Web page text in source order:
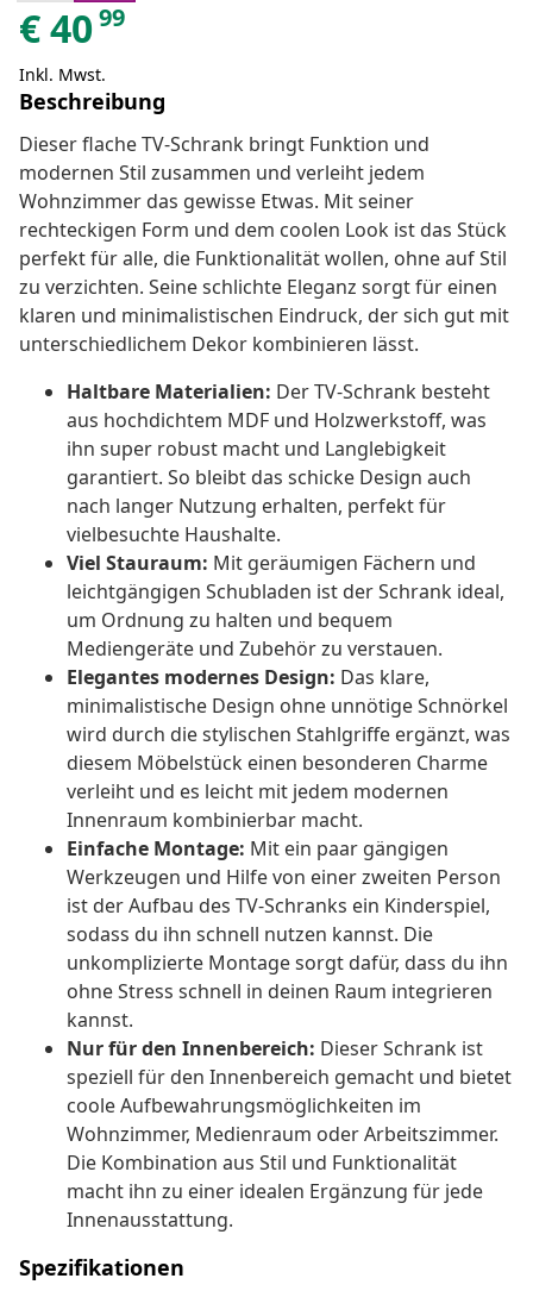
€4099
Inkl. Mwst.
Beschreibung
Dieser flache TV-Schrank bringt Funktion und
modernen Stil zusammen und verleiht jedem
Wohnzimmer das gewisse Etwas. Mit seiner
rechteckigen Form und dem coolen Look ist das Stück
perfekt für alle, die Funktionalität wollen, ohne auf Stil
zu verzichten. Seine schlichte Eleganz sorgt für einen
klaren und minimalistischen Eindruck, der sich gut mit
unterschiedlichem Dekor kombinieren lässt.
Haltbare Materialien: Der TV-Schrank besteht
aus hochdichtem MDF und Holzwerkstoff, was
ihn super robust macht und Langlebigkeit
garantiert. So bleibt das schicke Design auch
nach langer Nutzung erhalten, perfekt für
vielbesuchte Haushalte.
Viel Stauraum: Mit geräumigen Fächern und
leichtgängigen Schubladen ist der Schrank ideal,
um Ordnung zu halten und bequem
Mediengeräte und Zubehör zu verstauen.
Elegantes modernes Design: Das klare,
minimalistische Design ohne unnötige Schnörkel
wird durch die stylischen Stahlgriffe ergänzt, was
diesem Möbelstück einen besonderen Charme
verleiht und es leicht mit jedem modernen
Innenraum kombinierbar macht.
Einfache Montage: Mit ein paar gängigen
Werkzeugen und Hilfe von einer zweiten Person
ist der Aufbau des TV-Schranks ein Kinderspiel,
sodass du ihn schnell nutzen kannst. Die
unkomplizierte Montage sorgt dafür, dass du ihn
ohne Stress schnell in deinen Raum integrieren
kannst.
Nur für den Innenbereich: Dieser Schrank ist
speziell für den Innenbereich gemacht und bietet
coole Aufbewahrungsmöglichkeiten im
Wohnzimmer, Medienraum oder Arbeitszimmer.
Die Kombination aus Stil und Funktionalität
macht ihn zu einer idealen Ergänzung für jede
Innenausstattung.
Spezifikationen